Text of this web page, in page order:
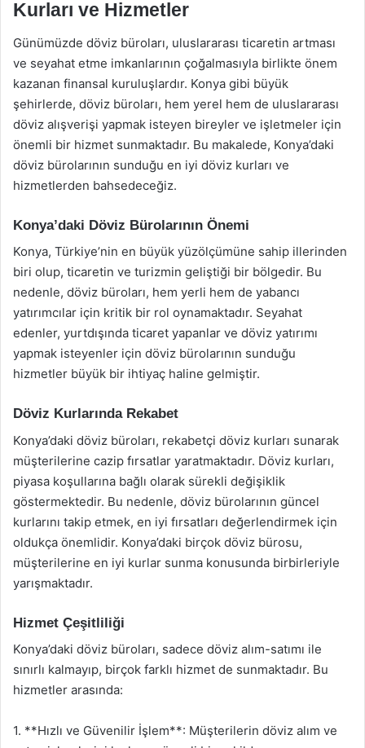
Kurları ve Hizmetler
Günümüzde döviz büroları, uluslararası ticaretin artması
ve seyahat etme imkanlarının çoğalmasıyla birlikte önem
kazanan finansal kuruluşlardır. Konya gibi büyük
şehirlerde, döviz büroları, hem yerel hem de uluslararası
döviz alışverişi yapmak isteyen bireyler ve işletmeler için
önemli bir hizmet sunmaktadır. Bu makalede, Konya’daki
döviz bürolarının sunduğu en iyi döviz kurları ve
hizmetlerden bahsedeceğiz.
Konya’daki Döviz Bürolarının Önemi
Konya, Türkiye’nin en büyük yüzölçümüne sahip illerinden
biri olup, ticaretin ve turizmin geliştiği bir bölgedir. Bu
nedenle, döviz büroları, hem yerli hem de yabancı
yatırımcılar için kritik bir rol oynamaktadır. Seyahat
edenler, yurtdışında ticaret yapanlar ve döviz yatırımı
yapmak isteyenler için döviz bürolarının sunduğu
hizmetler büyük bir ihtiyaç haline gelmiştir.
Döviz Kurlarında Rekabet
Konya’daki döviz büroları, rekabetçi döviz kurları sunarak
müşterilerine cazip fırsatlar yaratmaktadır. Döviz kurları,
piyasa koşullarına bağlı olarak sürekli değişiklik
göstermektedir. Bu nedenle, döviz bürolarının güncel
kurlarını takip etmek, en iyi fırsatları değerlendirmek için
oldukça önemlidir. Konya’daki birçok döviz bürosu,
müşterilerine en iyi kurlar sunma konusunda birbirleriyle
yarışmaktadır.
Hizmet Çeşitliliği
Konya’daki döviz büroları, sadece döviz alım-satımı ile
sınırlı kalmayıp, birçok farklı hizmet de sunmaktadır. Bu
hizmetler arasında:
1. **Hızlı ve Güvenilir İşlem**: Müşterilerin döviz alım ve